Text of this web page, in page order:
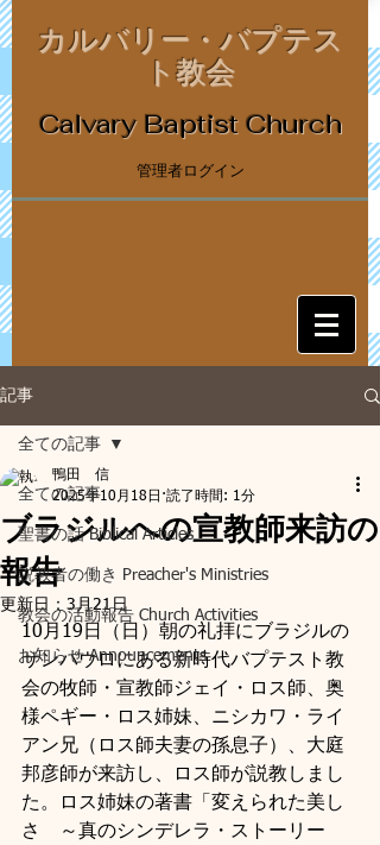
カルバリー・バプテス
ト教会
Calvary Baptist Church
管理者ログイン
記事
全ての記事
聖書の話 Biblical Articles
説教者の働き Preacher's Ministries
教会の活動報告 Church Activities
お知らせ Announcements
全ての記事
ブラジルへの宣教師来訪の
報告
鴨田 信
2025年10月18日 読了時間: 1分
更新日： 3月21日
10月19日（日）朝の礼拝にブラジルの
サンパウロにある新時代バプテスト教
会の牧師・宣教師ジェイ・ロス師、奥
様ペギー・ロス姉妹、ニシカワ・ライ
アン兄（ロス師夫妻の孫息子）、大庭
邦彦師が来訪し、ロス師が説教しまし
た。ロス姉妹の著書「変えられた美し
さ　～真のシンデレラ・ストーリー